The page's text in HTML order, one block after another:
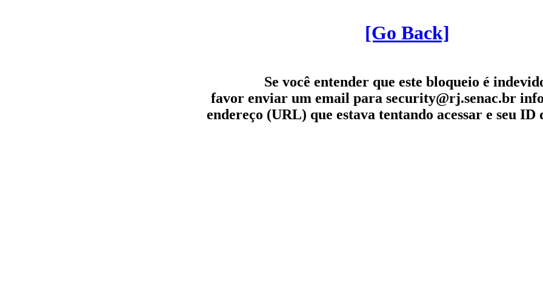
[Go Back]
Se você entender que este bloqueio é
favor enviar um email para security@rj.senac.br
endereço (URL) que estava tentando acessar e seu ID